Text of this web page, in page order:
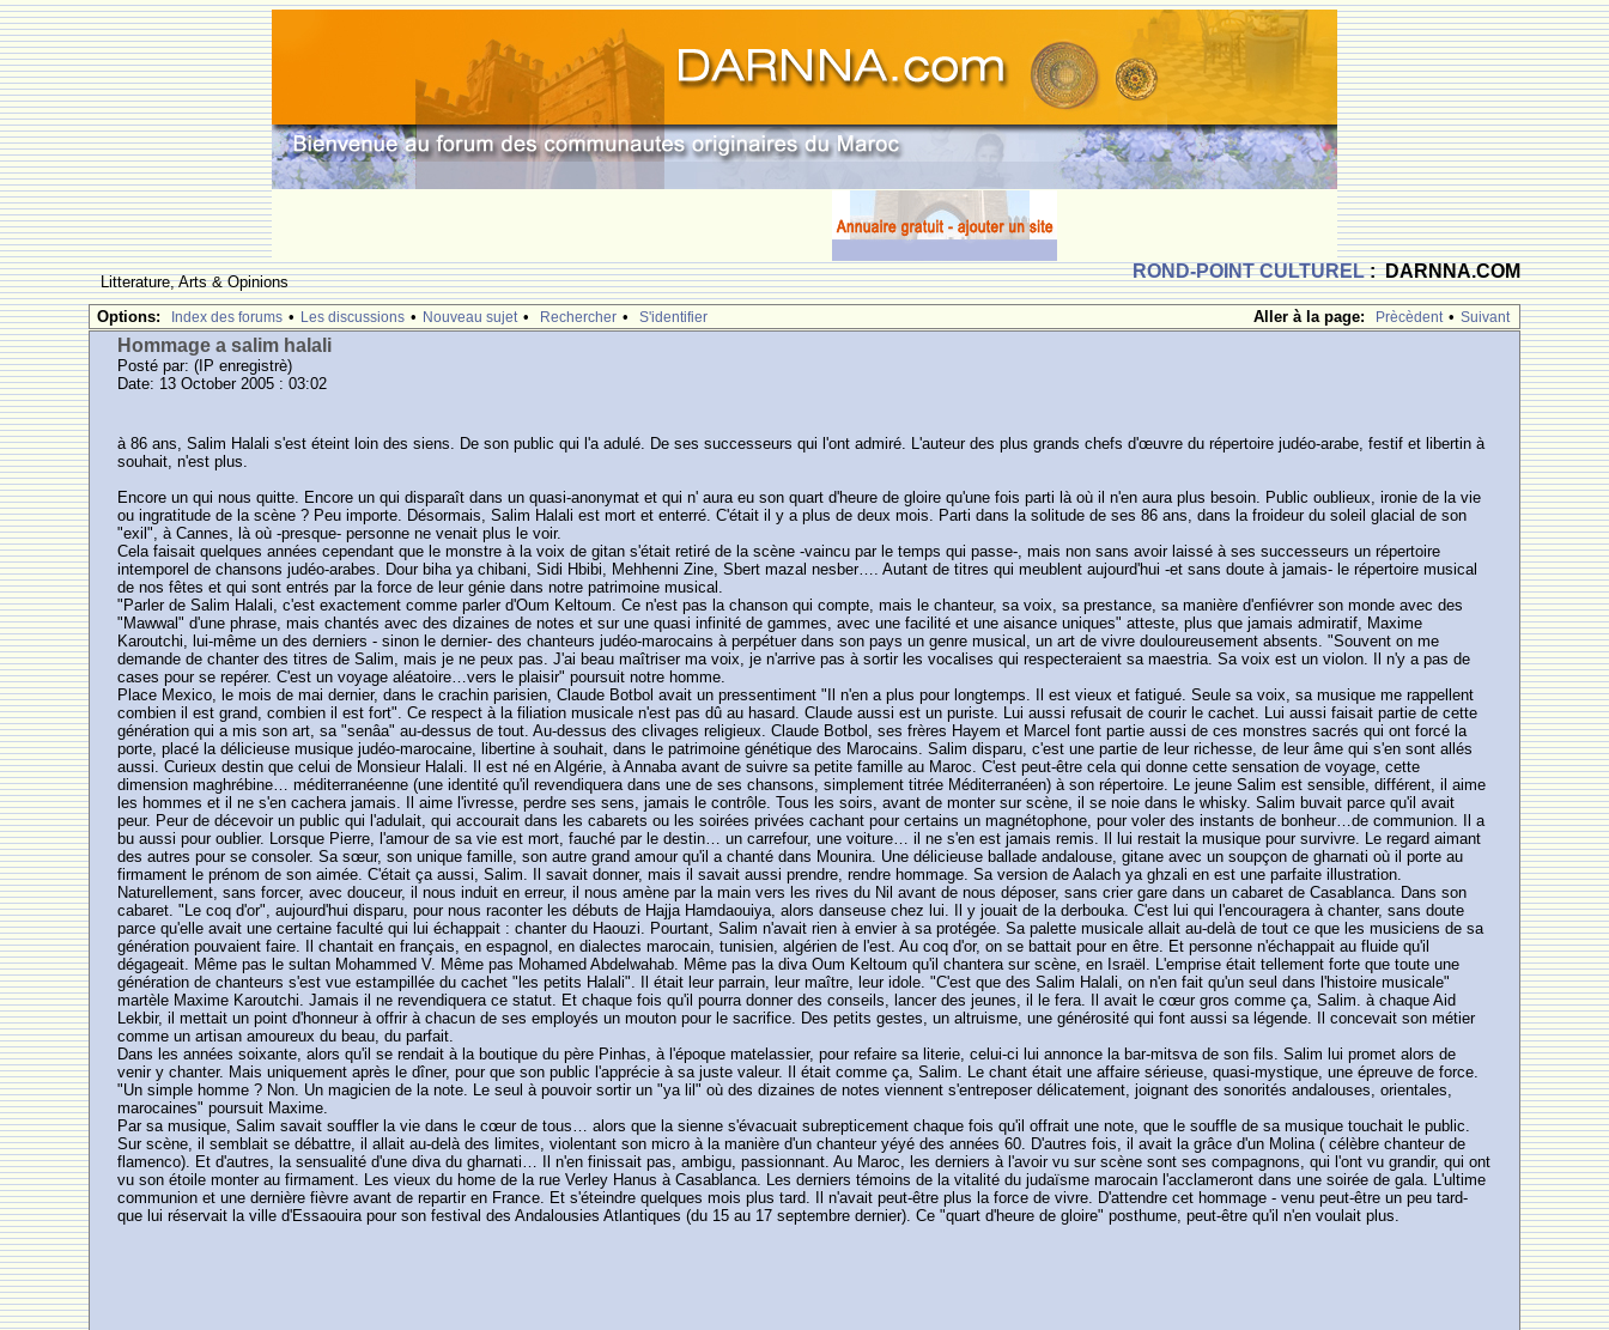
ROND-POINT CULTUREL: DARNNA.COM
Litterature, Arts & Opinions
Aller à la page:
Prècèdent • Suivant
Options: Index des forums • Les discussions • Nouveau sujet • Rechercher • S'identifier
Hommage a salim halali
Posté par:(IP enregistrè)
Date: 13 October 2005 : 03:02
à 86 ans, Salim Halali s'est éteint loin des siens. De son public qui l'a adulé. De ses successeurs qui l'ont admiré. L'auteur des plus grands chefs d'œuvre du répertoire judéo-arabe, festif et libertin à
souhait, n'est plus.
Encore un qui nous quitte. Encore un qui disparaît dans un quasi-anonymat et qui n' aura eu son quart d'heure de gloire qu'une fois parti là où il n'en aura plus besoin. Public oublieux, ironie de la vie
ou ingratitude de la scène ? Peu importe. Désormais, Salim Halali est mort et enterré. C'était il y a plus de deux mois. Parti dans la solitude de ses 86 ans, dans la froideur du soleil glacial de son
"exil", à Cannes, là où -presque- personne ne venait plus le voir.
Cela faisait quelques années cependant que le monstre à la voix de gitan s'était retiré de la scène -vaincu par le temps qui passe-, mais non sans avoir laissé à ses successeurs un répertoire
intemporel de chansons judéo-arabes. Dour biha ya chibani, Sidi Hbibi, Mehhenni Zine, Sbert mazal nesber…. Autant de titres qui meublent aujourd'hui -et sans doute à jamais- le répertoire musical
de nos fêtes et qui sont entrés par la force de leur génie dans notre patrimoine musical.
"Parler de Salim Halali, c'est exactement comme parler d'Oum Keltoum. Ce n'est pas la chanson qui compte, mais le chanteur, sa voix, sa prestance, sa manière d'enfiévrer son monde avec des
"Mawwal" d'une phrase, mais chantés avec des dizaines de notes et sur une quasi infinité de gammes, avec une facilité et une aisance uniques" atteste, plus que jamais admiratif, Maxime
Karoutchi, lui-même un des derniers - sinon le dernier- des chanteurs judéo-marocains à perpétuer dans son pays un genre musical, un art de vivre douloureusement absents. "Souvent on me
demande de chanter des titres de Salim, mais je ne peux pas. J'ai beau maîtriser ma voix, je n'arrive pas à sortir les vocalises qui respecteraient sa maestria. Sa voix est un violon. Il n'y a pas de
cases pour se repérer. C'est un voyage aléatoire…vers le plaisir" poursuit notre homme.
Place Mexico, le mois de mai dernier, dans le crachin parisien, Claude Botbol avait un pressentiment "Il n'en a plus pour longtemps. Il est vieux et fatigué. Seule sa voix, sa musique me rappellent
combien il est grand, combien il est fort". Ce respect à la filiation musicale n'est pas dû au hasard. Claude aussi est un puriste. Lui aussi refusait de courir le cachet. Lui aussi faisait partie de cette
génération qui a mis son art, sa "senâa" au-dessus de tout. Au-dessus des clivages religieux. Claude Botbol, ses frères Hayem et Marcel font partie aussi de ces monstres sacrés qui ont forcé la
porte, placé la délicieuse musique judéo-marocaine, libertine à souhait, dans le patrimoine génétique des Marocains. Salim disparu, c'est une partie de leur richesse, de leur âme qui s'en sont allés
aussi. Curieux destin que celui de Monsieur Halali. Il est né en Algérie, à Annaba avant de suivre sa petite famille au Maroc. C'est peut-être cela qui donne cette sensation de voyage, cette
dimension maghrébine… méditerranéenne (une identité qu'il revendiquera dans une de ses chansons, simplement titrée Méditerranéen) à son répertoire. Le jeune Salim est sensible, différent, il aime
les hommes et il ne s'en cachera jamais. Il aime l'ivresse, perdre ses sens, jamais le contrôle. Tous les soirs, avant de monter sur scène, il se noie dans le whisky. Salim buvait parce qu'il avait
peur. Peur de décevoir un public qui l'adulait, qui accourait dans les cabarets ou les soirées privées cachant pour certains un magnétophone, pour voler des instants de bonheur…de communion. Il a
bu aussi pour oublier. Lorsque Pierre, l'amour de sa vie est mort, fauché par le destin… un carrefour, une voiture… il ne s'en est jamais remis. Il lui restait la musique pour survivre. Le regard aimant
des autres pour se consoler. Sa sœur, son unique famille, son autre grand amour qu'il a chanté dans Mounira. Une délicieuse ballade andalouse, gitane avec un soupçon de gharnati où il porte au
firmament le prénom de son aimée. C'était ça aussi, Salim. Il savait donner, mais il savait aussi prendre, rendre hommage. Sa version de Aalach ya ghzali en est une parfaite illustration.
Naturellement, sans forcer, avec douceur, il nous induit en erreur, il nous amène par la main vers les rives du Nil avant de nous déposer, sans crier gare dans un cabaret de Casablanca. Dans son
cabaret. "Le coq d'or", aujourd'hui disparu, pour nous raconter les débuts de Hajja Hamdaouiya, alors danseuse chez lui. Il y jouait de la derbouka. C'est lui qui l'encouragera à chanter, sans doute
parce qu'elle avait une certaine faculté qui lui échappait : chanter du Haouzi. Pourtant, Salim n'avait rien à envier à sa protégée. Sa palette musicale allait au-delà de tout ce que les musiciens de sa
génération pouvaient faire. Il chantait en français, en espagnol, en dialectes marocain, tunisien, algérien de l'est. Au coq d'or, on se battait pour en être. Et personne n'échappait au fluide qu'il
dégageait. Même pas le sultan Mohammed V. Même pas Mohamed Abdelwahab. Même pas la diva Oum Keltoum qu'il chantera sur scène, en Israël. L'emprise était tellement forte que toute une
génération de chanteurs s'est vue estampillée du cachet "les petits Halali". Il était leur parrain, leur maître, leur idole. "C'est que des Salim Halali, on n'en fait qu'un seul dans l'histoire musicale"
martèle Maxime Karoutchi. Jamais il ne revendiquera ce statut. Et chaque fois qu'il pourra donner des conseils, lancer des jeunes, il le fera. Il avait le cœur gros comme ça, Salim. à chaque Aid
Lekbir, il mettait un point d'honneur à offrir à chacun de ses employés un mouton pour le sacrifice. Des petits gestes, un altruisme, une générosité qui font aussi sa légende. Il concevait son métier
comme un artisan amoureux du beau, du parfait.
Dans les années soixante, alors qu'il se rendait à la boutique du père Pinhas, à l'époque matelassier, pour refaire sa literie, celui-ci lui annonce la bar-mitsva de son fils. Salim lui promet alors de
venir y chanter. Mais uniquement après le dîner, pour que son public l'apprécie à sa juste valeur. Il était comme ça, Salim. Le chant était une affaire sérieuse, quasi-mystique, une épreuve de force.
"Un simple homme ? Non. Un magicien de la note. Le seul à pouvoir sortir un "ya lil" où des dizaines de notes viennent s'entreposer délicatement, joignant des sonorités andalouses, orientales,
marocaines" poursuit Maxime.
Par sa musique, Salim savait souffler la vie dans le cœur de tous… alors que la sienne s'évacuait subrepticement chaque fois qu'il offrait une note, que le souffle de sa musique touchait le public.
Sur scène, il semblait se débattre, il allait au-delà des limites, violentant son micro à la manière d'un chanteur yéyé des années 60. D'autres fois, il avait la grâce d'un Molina ( célèbre chanteur de
flamenco). Et d'autres, la sensualité d'une diva du gharnati… Il n'en finissait pas, ambigu, passionnant. Au Maroc, les derniers à l'avoir vu sur scène sont ses compagnons, qui l'ont vu grandir, qui ont
vu son étoile monter au firmament. Les vieux du home de la rue Verley Hanus à Casablanca. Les derniers témoins de la vitalité du judaïsme marocain l'acclameront dans une soirée de gala. L'ultime
communion et une dernière fièvre avant de repartir en France. Et s'éteindre quelques mois plus tard. Il n'avait peut-être plus la force de vivre. D'attendre cet hommage - venu peut-être un peu tard-
que lui réservait la ville d'Essaouira pour son festival des Andalousies Atlantiques (du 15 au 17 septembre dernier). Ce "quart d'heure de gloire" posthume, peut-être qu'il n'en voulait plus.